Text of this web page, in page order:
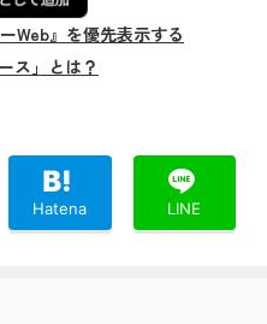
Web』を優先表示する
ス」とは？
Hatena LINE